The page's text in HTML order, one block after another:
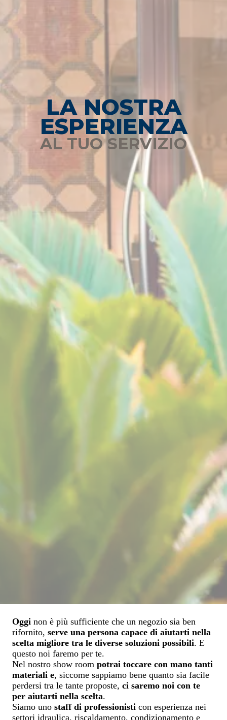
LA NOSTRA
ESPERIENZA
AL TUO SERVIZIO
Oggi non è più sufficiente che un negozio sia ben
rifornito, serve una persona capace di aiutarti nella
scelta migliore tra le diverse soluzioni possibili. E
questo noi faremo per te.
Nel nostro show room potrai toccare con mano tanti
materiali e, siccome sappiamo bene quanto sia facile
perdersi tra le tante proposte, ci saremo noi con te
per aiutarti nella scelta.
Siamo uno staff di professionisti con esperienza nei
settori idraulica, riscaldamento, condizionamento e